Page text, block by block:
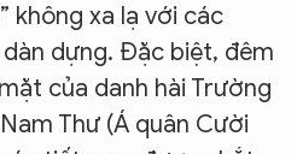
không xa lạ với các
dựng. Đặc biệt, đêm
của danh hài Trường
Thư (Á quân Cười